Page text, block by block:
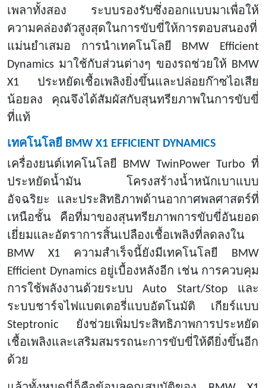
เพลาทั้งสอง ระบบรองรับซึ่งออกแบบมาเพื่อให้
ความคล่องตัวสูงสุดในการขับขี่ให้การตอบสนองที่
แม่นยำเสมอ การนำเทคโนโลยี BMW Efficient
Dynamics มาใช้กับส่วนต่างๆ ของรถช่วยให้ BMW
X1 ประหยัดเชื้อเพลิงยิ่งขึ้นและปล่อยก๊าซไอเสีย
น้อยลง คุณจึงได้สัมผัสกับสุนทรียภาพในการขับขี่
ที่แท้
เทคโนโลยี BMW X1 EFFICIENT DYNAMICS
เครื่องยนต์เทคโนโลยี
BMW TwinPower Turbo ที่
ประหยัดน้ำมัน โครงสร้างน้ำหนักเบาแบบ
อัจฉริยะ และประสิทธิภาพด้านอากาศพลศาสตร์ที่
เหนือชั้น คือที่มาของสุนทรียภาพการขับขี่อันยอด
เยี่ยมและอัตราการสิ้นเปลืองเชื้อเพลิงที่ลดลงใน
BMW X1 ความสำเร็จนี้ยังมีเทคโนโลยี BMW
Efficient Dynamics อยู่เบื้องหลังอีก เช่น การควบคุม
การใช้พลังงานด้วยระบบ Auto Start/Stop และ
ระบบชาร์จไฟแบตเตอรี่แบบอัตโนมัติ เกียร์แบบ
Steptronic ยังช่วยเพิ่มประสิทธิภาพการประหยัด
เชื้อเพลิงและเสริมสมรรถนะการขับขี่ให้ดียิ่งขึ้นอีก
ด้วย